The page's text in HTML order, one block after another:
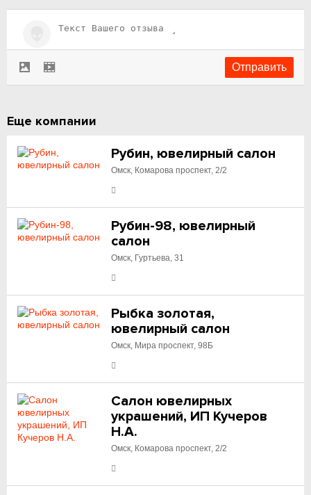
Еще компании
Рубин, ювелирный салон
Омск, Комарова проспект, 2/2
Рубин-98, ювелирный
салон
Омск, Гуртьева, 31
Рыбка золотая,
ювелирный салон
Омск, Мира проспект, 98Б
Салон ювелирных
украшений, ИП Кучеров
Н.А.
Омск, Комарова проспект, 2/2